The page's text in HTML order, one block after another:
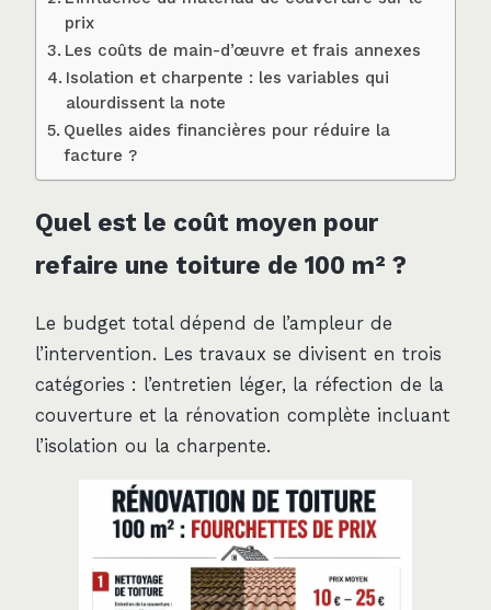
prix
Les coûts de main-d’œuvre et frais annexes
Isolation et charpente : les variables qui
alourdissent la note
Quelles aides financières pour réduire la
facture ?
Quel est le coût moyen pour
refaire une toiture de 100 m² ?
Le budget total dépend de l’ampleur de
l’intervention. Les travaux se divisent en trois
catégories : l’entretien léger, la réfection de la
couverture et la rénovation complète incluant
l’isolation ou la charpente.